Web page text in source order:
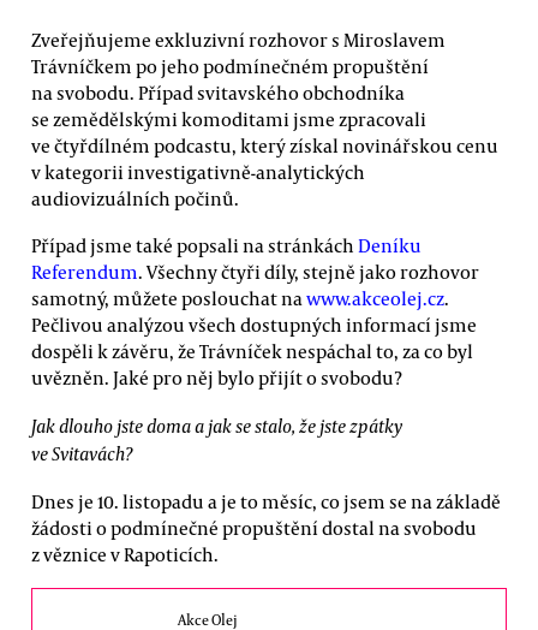
Zveřejňujeme exkluzivní rozhovor s Miroslavem
Trávníčkem po jeho podmínečném propuštění
na svobodu. Případ svitavského obchodníka
se zemědělskými komoditami jsme zpracovali
ve čtyřdílném podcastu, který získal novinářskou cenu
v kategorii investigativně-analytických
audiovizuálních počinů.
Případ jsme také popsali na stránkách Deníku
Referendum. Všechny čtyři díly, stejně jako rozhovor
samotný, můžete poslouchat nawww.akceolej.cz.
Pečlivou analýzou všech dostupných informací jsme
dospěli k závěru, že Trávníček nespáchal to, za co byl
uvězněn. Jaké pro něj bylo přijít o svobodu?
Jak dlouho jste doma a jak se stalo, že jste zpátky
ve Svitavách?
Dnes je 10. listopadu a je to měsíc, co jsem se na základě
žádosti o podmínečné propuštění dostal na svobodu
z věznice v Rapoticích.
Akce Olej